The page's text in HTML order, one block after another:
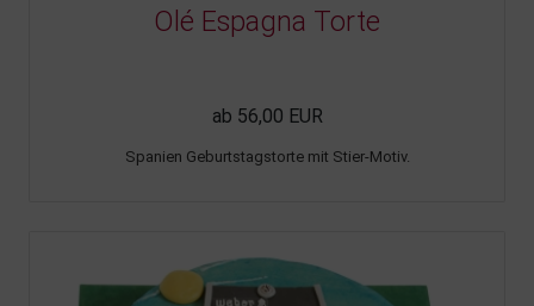
Olé Espagna Torte
ab 56,00 EUR
Spanien Geburtstagstorte mit Stier-Motiv.